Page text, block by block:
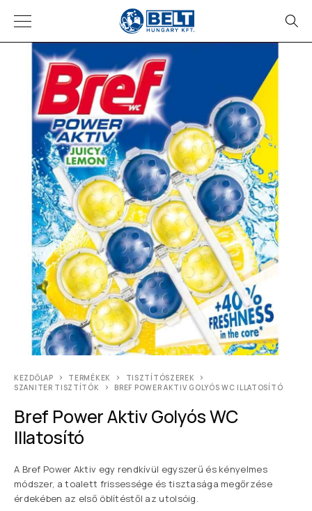
KEZDŐLAP TERMÉKEK
TISZTÍTÓSZEREK
SZANITER TISZTÍTÓK
BREF POWER AKTIV GOLYÓS WC ILLATOSÍTÓ
Bref Power Aktiv Golyós WC
Illatosító
A Bref Power Aktiv egy rendkívül egyszerű és kényelmes
módszer, a toalett frissessége és tisztasága megőrzése
érdekében az első öblítéstől az utolsóig.